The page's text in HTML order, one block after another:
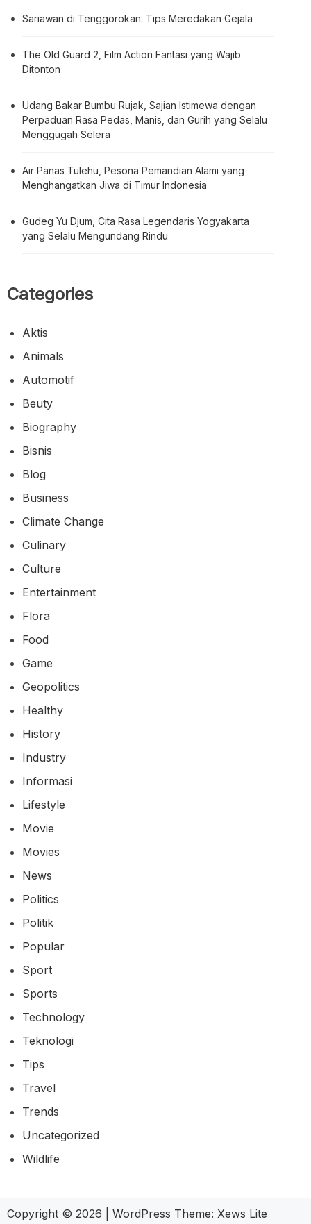
Sariawan di Tenggorokan: Tips Meredakan Gejala
The Old Guard 2, Film Action Fantasi yang Wajib
Ditonton
Udang Bakar Bumbu Rujak, Sajian Istimewa dengan
Perpaduan Rasa Pedas, Manis, dan Gurih yang Selalu
Menggugah Selera
Air Panas Tulehu, Pesona Pemandian Alami yang
Menghangatkan Jiwa di Timur Indonesia
Gudeg Yu Djum, Cita Rasa Legendaris Yogyakarta
yang Selalu Mengundang Rindu
Categories
Aktis
Animals
Automotif
Beuty
Biography
Bisnis
Blog
Business
Climate Change
Culinary
Culture
Entertainment
Flora
Food
Game
Geopolitics
Healthy
History
Industry
Informasi
Lifestyle
Movie
Movies
News
Politics
Politik
Popular
Sport
Sports
Technology
Teknologi
Tips
Travel
Trends
Uncategorized
Wildlife
Copyright © 2026 WordPress Theme: Xews Lite